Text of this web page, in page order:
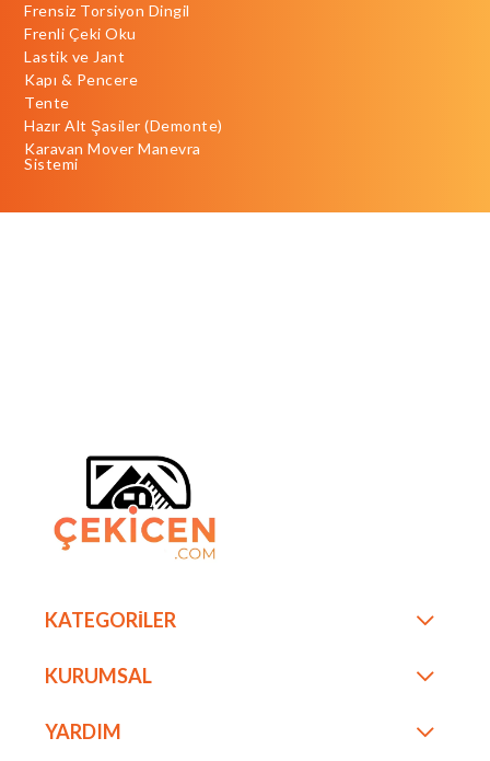
Frensiz Torsiyon Dingil
Frenli Çeki Oku
Lastik ve Jant
Kapı & Pencere
Tente
Hazır Alt Şasiler (Demonte)
Karavan Mover Manevra
Sistemi
KATEGORİLER
KURUMSAL
YARDIM